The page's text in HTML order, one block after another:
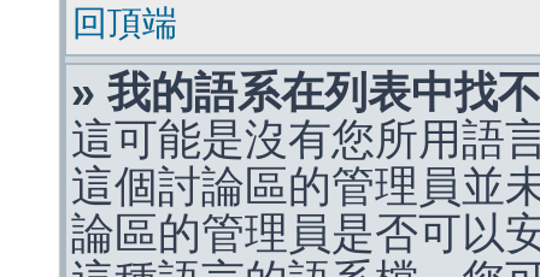
回頂端
» 我的語系在列表中找
這可能是沒有您所用語
這個討論區的管理員並
論區的管理員是否可以